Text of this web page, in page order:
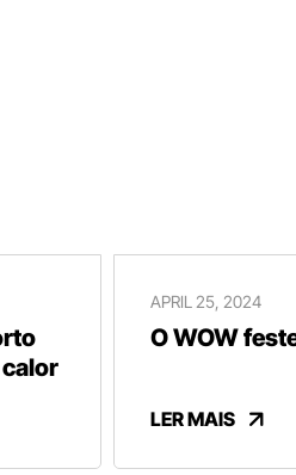
APRIL 25, 2024
O WOW
LER MAIS